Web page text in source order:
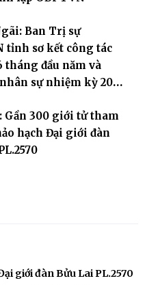
Ban Trị sự
tỉnh sơ kết công tác
tháng đầu năm và
sự nhiệm kỳ 2026
Gần 300 giới tử tham
hạch Đại giới đàn
giới đàn Bửu Lai PL.2570